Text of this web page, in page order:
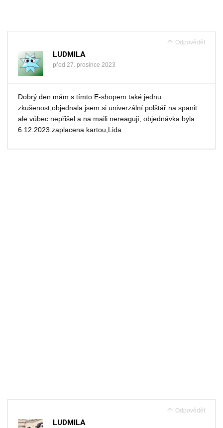
Odpovědět
LUDMILA
před 27. prosince 2023
Dobrý den mám s tímto E-shopem také jednu
zkušenost,objednala jsem si univerzální polštář na spanit
ale vůbec nepřišel a na maili nereagují, objednávka byla
6.12.2023.zaplacena kartou,Lida
Odpovědět
LUDMILA